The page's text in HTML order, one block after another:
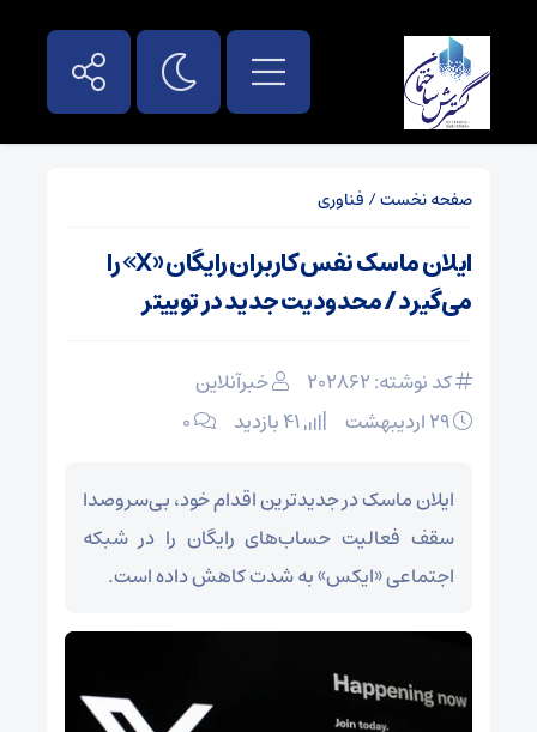
صفحه نخست/ فناوری
ایلان ماسک نفس کاربران رایگان «X» را
می‌گیرد / محدودیت جدید در توییتر
کد نوشته: 202862
خبرآنلاین
۰
ایلان ماسک در جدیدترین اقدام خود، بی‌سروصدا
سقف فعالیت حساب‌های رایگان را در شبکه
اجتماعی «ایکس» به شدت کاهش داده است.